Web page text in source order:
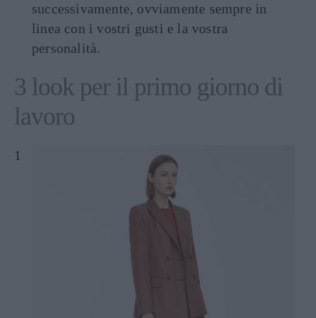
successivamente, ovviamente sempre in
linea con i vostri gusti e la vostra
personalità.
3 look per il primo giorno di
lavoro